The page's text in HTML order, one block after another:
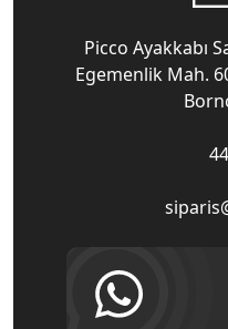
Picco Ayakkabı
Egemenlik Mah.